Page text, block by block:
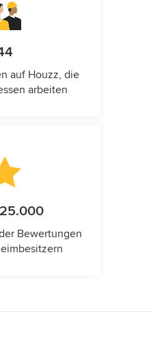
auf Houzz, die
arbeiten
Bewertungen